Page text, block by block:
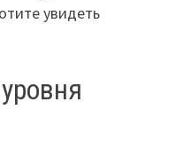
увидеть